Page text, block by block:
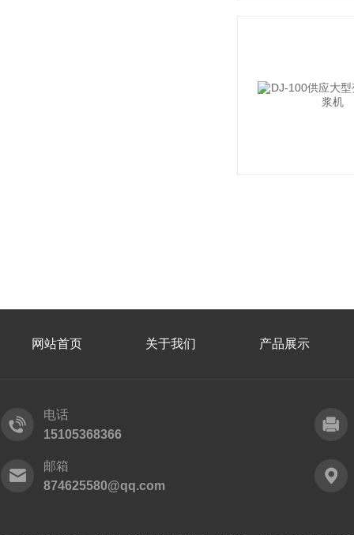
网站首页 关于我们 产品展示
电话
15105368366
邮箱
874625580@qq.com